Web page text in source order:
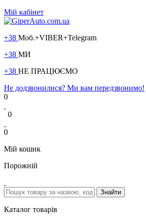
Мій кабінет
+38 Моб.+VIBER+Telegram
+38 МИ
+38 НЕ ПРАЦЮЄМО
Не додзвонилися? Ми вам передзвонимо!
0
0
0
Мій кошик
Порожній
Каталог товарів